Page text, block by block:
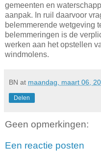
gemeenten en
aanpak. In ruil daarvoor
belemmerende wetgeving
belemmeringen is de
werken aan het opstellen
windmolens.
BN at maandag, maart 06,
Delen
Geen opmerkingen:
Een reactie posten